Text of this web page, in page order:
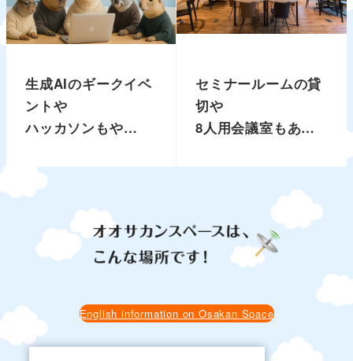
生成AIのギークイベ
ントや
ハッカソンもやって
セミナールームの貸
切や
8人用会議室もあり
English information on Osakan Space